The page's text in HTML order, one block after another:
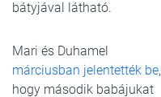
bátyjával látható.
Mari és Duhamel
márciusban jelentették be,
hogy második babájukat